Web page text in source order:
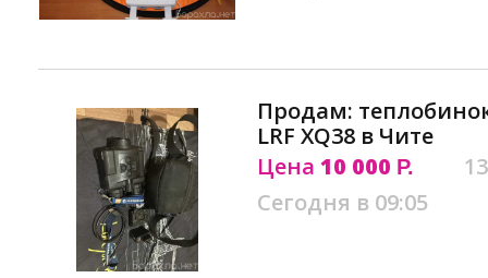
Продам:
LRF XQ38 в Чите
Цена 10 000 Р.
Сегодня в 09:05